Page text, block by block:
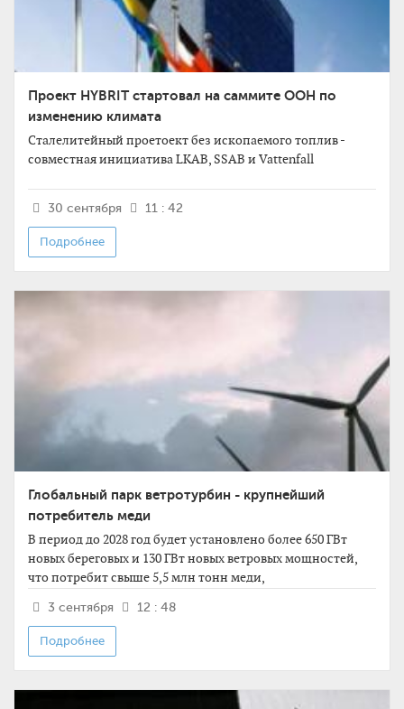
Проект HYBRIT стартовал на саммите ООН по
изменению климата
Сталелитейный проетоект без ископаемого топлив -
совместная инициатива LKAB, SSAB и Vattenfall
30 сентября 11 : 42
Подробнее
Глобальный парк ветротурбин - крупнейший
потребитель меди
В период до 2028 год будет установлено более 650 ГВт
новых береговых и 130 ГВт новых ветровых мощностей,
что потребит свыше 5,5 млн тонн меди,
3 сентября 12 : 48
Подробнее